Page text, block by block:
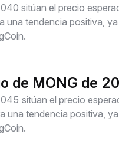
sitúan el precio
una tendencia positiva,
de MONG de
sitúan el precio
una tendencia positiva,